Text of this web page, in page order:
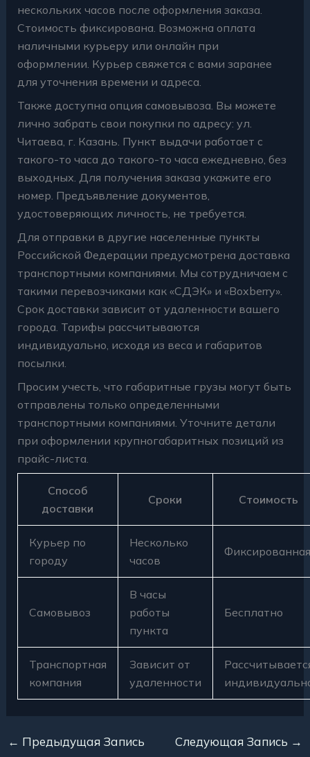
нескольких часов после оформления заказа.
Стоимость фиксирована. Возможна оплата
наличными курьеру или онлайн при
оформлении. Курьер свяжется с вами заранее
для уточнения времени и адреса.
Также доступна опция самовывоза. Вы можете
лично забрать свои покупки по адресу: ул.
Читаева, г. Казань. Пункт выдачи работает с
такого-то часа до такого-то часа ежедневно, без
выходных. Для получения заказа укажите его
номер. Предъявление документов,
удостоверяющих личность, не требуется.
Для отправки в другие населенные пункты
Российской Федерации предусмотрена доставка
транспортными компаниями. Мы сотрудничаем с
такими перевозчиками как «СДЭК» и «Boxberry».
Срок доставки зависит от удаленности вашего
города. Тарифы рассчитываются
индивидуально, исходя из веса и габаритов
посылки.
Просим учесть, что габаритные грузы могут быть
отправлены только определенными
транспортными компаниями. Уточните детали
при оформлении крупногабаритных позиций из
прайс-листа.
Способ
доставки
Сроки Стоимость
Курьер по
городу
Несколько
часов
Фиксированная
Самовывоз
В часы
работы
пункта
Бесплатно
Транспортная
компания
Зависит от
удаленности
← Предыдущая Запись Следующая Запись →